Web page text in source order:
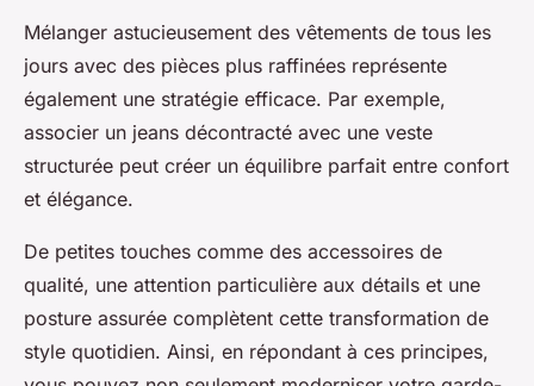
Mélanger astucieusement des vêtements de tous les
jours avec des pièces plus raffinées représente
également une stratégie efficace. Par exemple,
associer un jeans décontracté avec une veste
structurée peut créer un équilibre parfait entre confort
et élégance.
De petites touches comme des accessoires de
qualité, une attention particulière aux détails et une
posture assurée complètent cette transformation de
style quotidien. Ainsi, en répondant à ces principes,